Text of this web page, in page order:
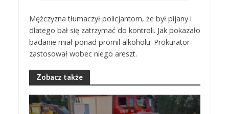
Mężczyzna tłumaczył policjantom, że był pijany i
dlatego bał się zatrzymać do kontroli. Jak pokazało
badanie miał ponad promil alkoholu. Prokurator
zastosował wobec niego areszt.
Zobacz także